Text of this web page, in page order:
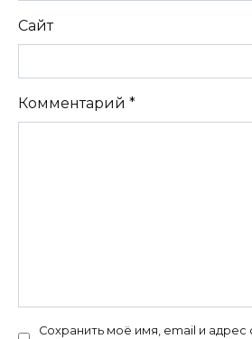
Сайт
Комментарий *
Сохранить моё имя, email и адрес